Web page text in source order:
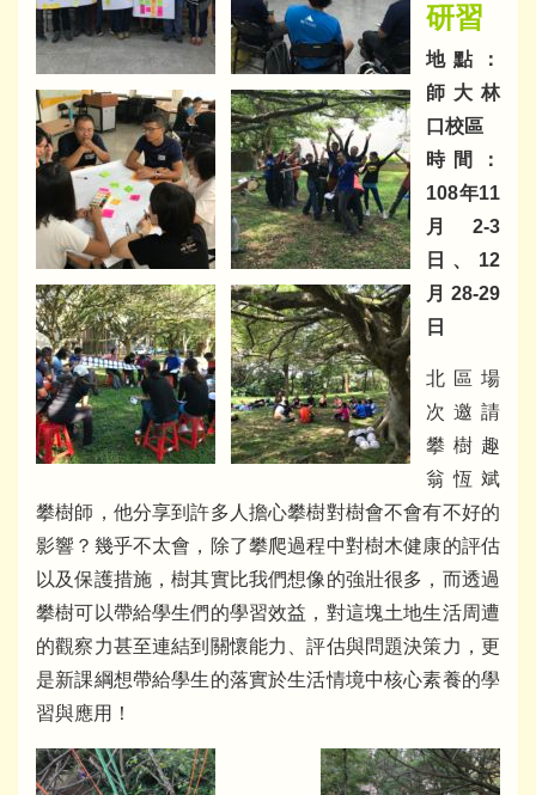
研習
地點：
師大林
口校區
時間：
108年11
月2-3
日、12
月28-29
日
北區場
次邀請
攀樹趣
翁恆斌
攀樹師，他分享到許多人擔心攀樹對樹會不會有不好的
影響？幾乎不太會，除了攀爬過程中對樹木健康的評估
以及保護措施，樹其實比我們想像的強壯很多，而透過
攀樹可以帶給學生們的學習效益，對這塊土地生活周遭
的觀察力甚至連結到關懷能力、評估與問題決策力，更
是新課綱想帶給學生的落實於生活情境中核心素養的學
習與應用！